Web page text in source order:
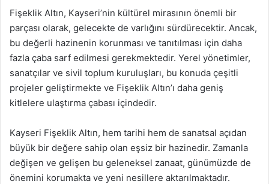
Fişeklik Altın, Kayseri’nin kültürel mirasının önemli bir
parçası olarak, gelecekte de varlığını sürdürecektir. Ancak,
bu değerli hazinenin korunması ve tanıtılması için daha
fazla çaba sarf edilmesi gerekmektedir. Yerel yönetimler,
sanatçılar ve sivil toplum kuruluşları, bu konuda çeşitli
projeler geliştirmekte ve Fişeklik Altın’ı daha geniş
kitlelere ulaştırma çabası içindedir.
Kayseri Fişeklik Altın, hem tarihi hem de sanatsal açıdan
büyük bir değere sahip olan eşsiz bir hazinedir. Zamanla
değişen ve gelişen bu geleneksel zanaat, günümüzde de
önemini korumakta ve yeni nesillere aktarılmaktadır.